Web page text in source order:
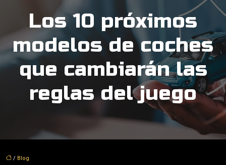
Los 10 próximos
modelos de coches
que cambiarán las
reglas del juego
/ Blog